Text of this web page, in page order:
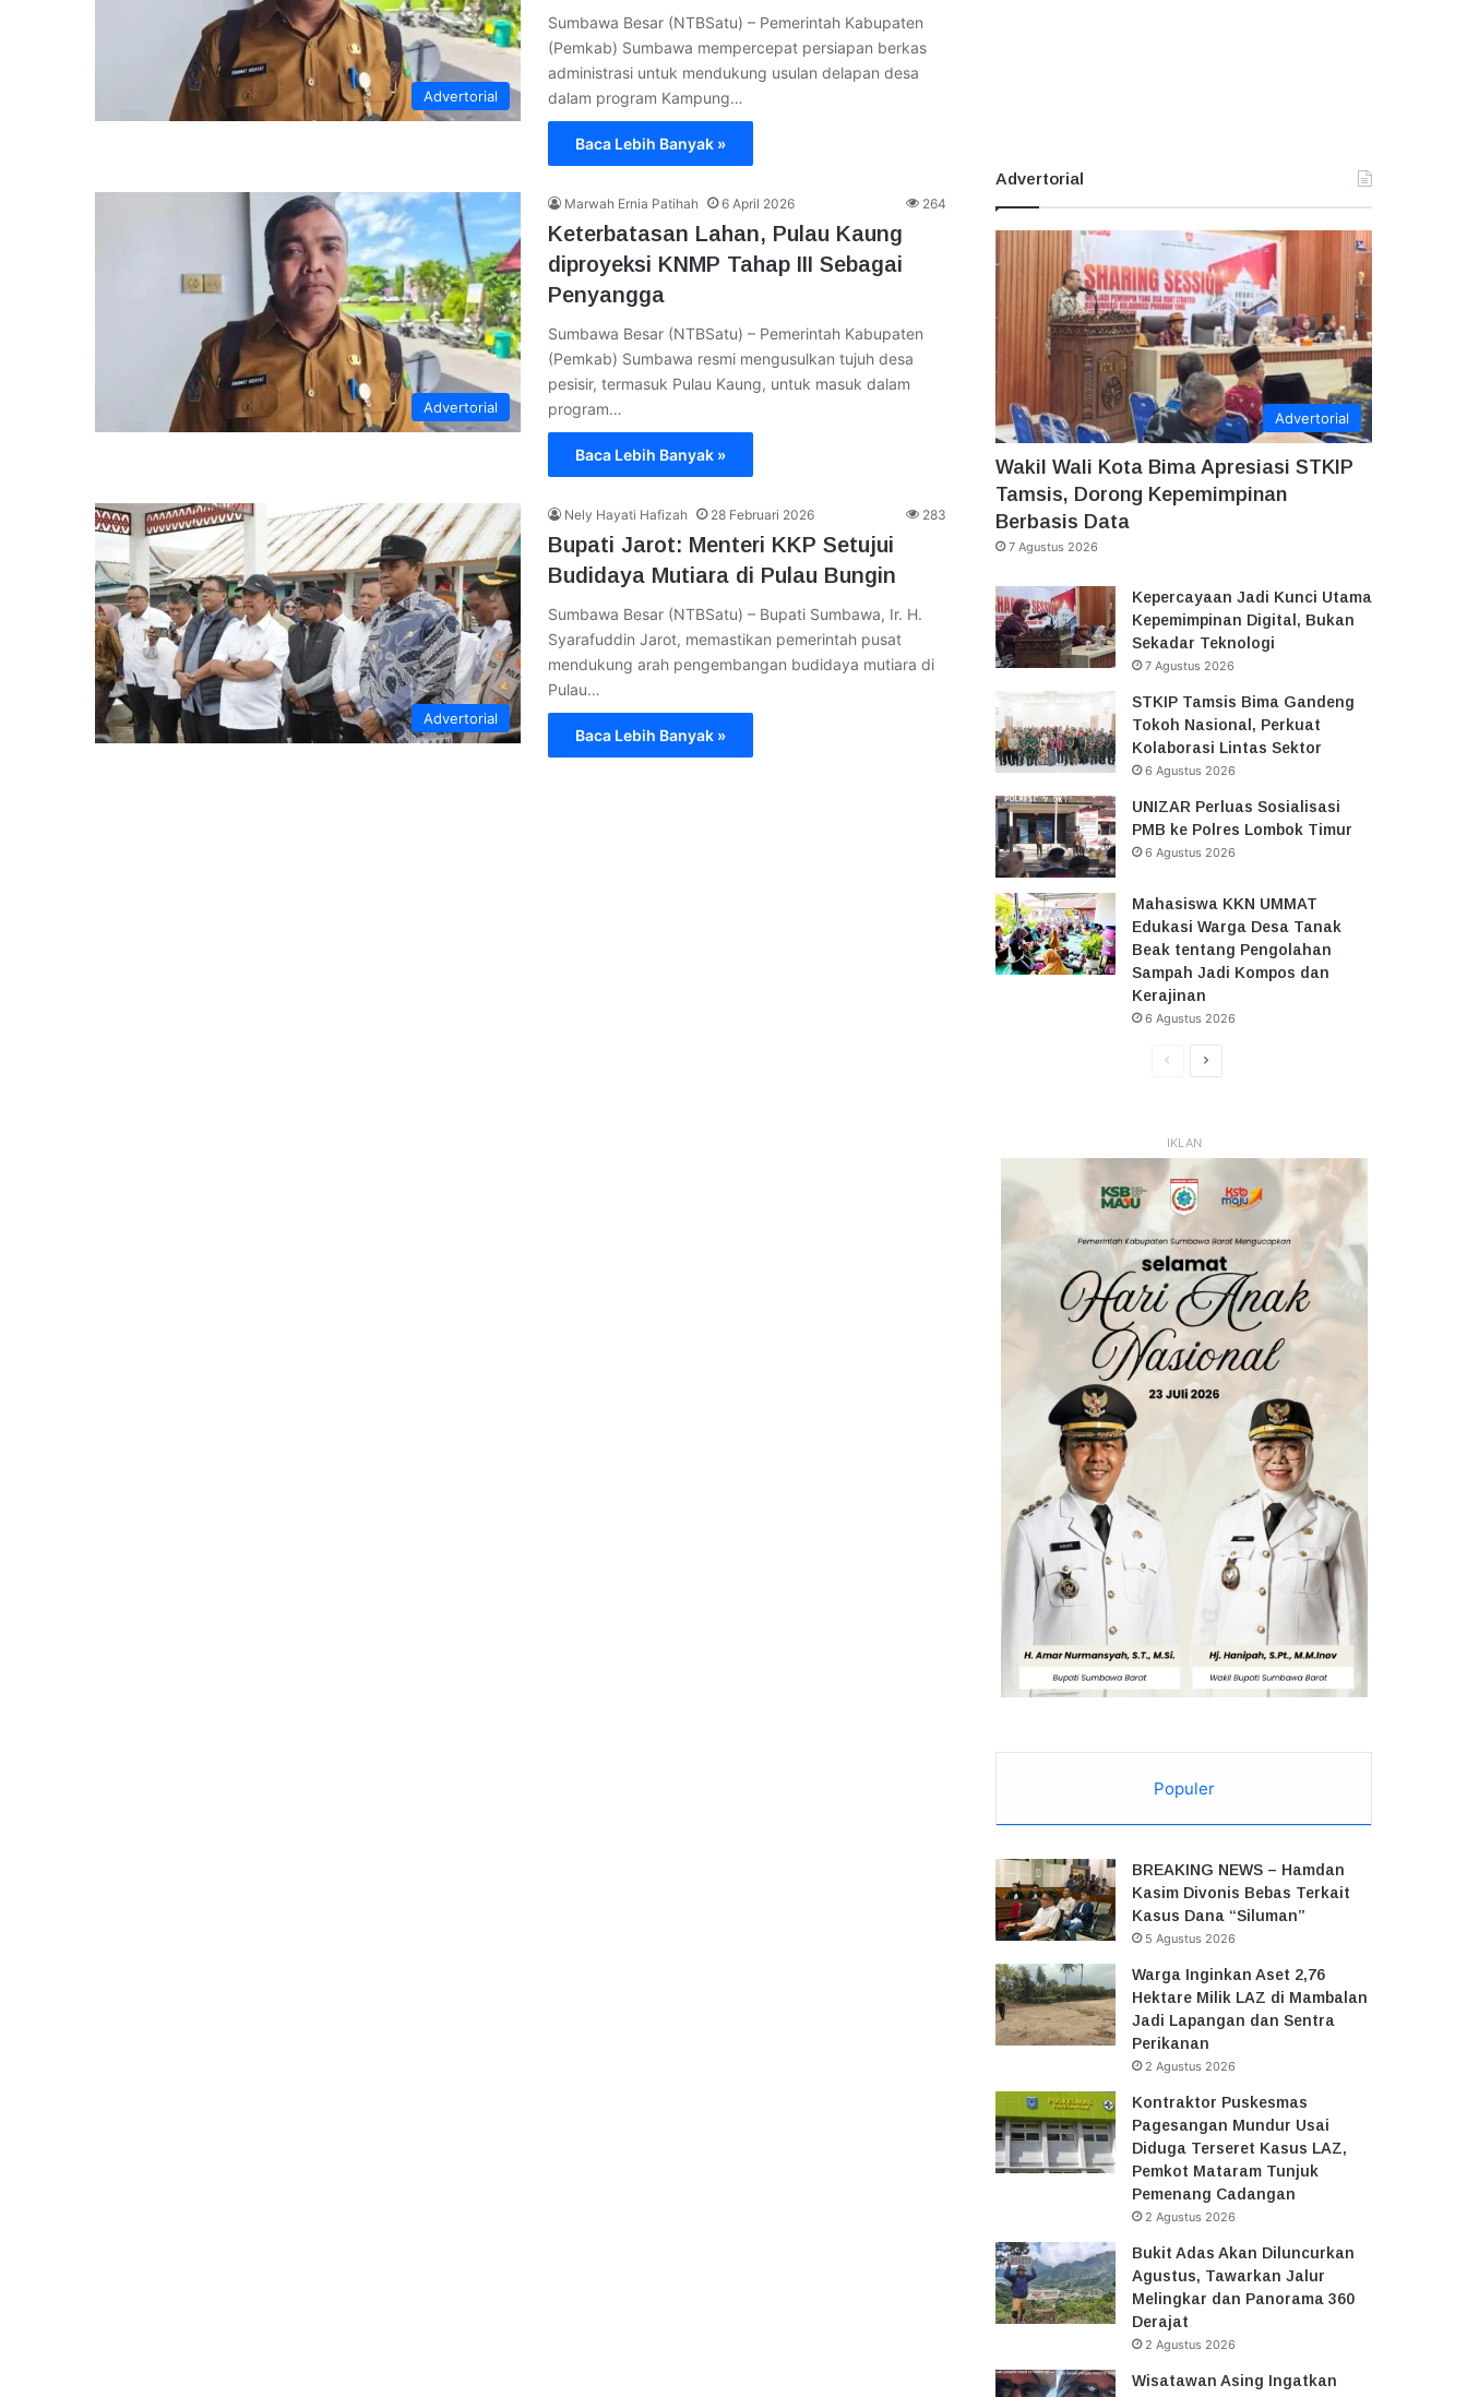
Advertorial
Sumbawa Besar (NTBSatu) – Pemerintah Kabupaten
(Pemkab) Sumbawa mempercepat persiapan berkas
administrasi untuk mendukung usulan delapan desa
dalam program Kampung…
Baca Lebih Banyak »
Advertorial
Marwah Ernia Patihah 6 April 2026 264
Keterbatasan Lahan, Pulau Kaung
diproyeksi KNMP Tahap III Sebagai
Penyangga
Sumbawa Besar (NTBSatu) – Pemerintah Kabupaten
(Pemkab) Sumbawa resmi mengusulkan tujuh desa
pesisir, termasuk Pulau Kaung, untuk masuk dalam
program…
Baca Lebih Banyak »
Advertorial
Nely Hayati Hafizah 28 Februari 2026 283
Bupati Jarot: Menteri KKP Setujui
Budidaya Mutiara di Pulau Bungin
Sumbawa Besar (NTBSatu) – Bupati Sumbawa, Ir. H.
Syarafuddin Jarot, memastikan pemerintah pusat
mendukung arah pengembangan budidaya mutiara di
Pulau…
Baca Lebih Banyak »
Advertorial
Advertorial
Wakil Wali Kota Bima Apresiasi STKIP
Tamsis, Dorong Kepemimpinan
Berbasis Data
7 Agustus 2026
Kepercayaan Jadi Kunci Utama
Kepemimpinan Digital, Bukan
Sekadar Teknologi
7 Agustus 2026
STKIP Tamsis Bima Gandeng
Tokoh Nasional, Perkuat
Kolaborasi Lintas Sektor
6 Agustus 2026
UNIZAR Perluas Sosialisasi
PMB ke Polres Lombok Timur
6 Agustus 2026
Mahasiswa KKN UMMAT
Edukasi Warga Desa Tanak
Beak tentang Pengolahan
Sampah Jadi Kompos dan
Kerajinan
6 Agustus 2026
HalamanHalaman
IKLAN
Populer
BREAKING NEWS – Hamdan
Kasim Divonis Bebas Terkait
Kasus Dana “Siluman”
5 Agustus 2026
Warga Inginkan Aset 2,76
Hektare Milik LAZ di Mambalan
Jadi Lapangan dan Sentra
Perikanan
2 Agustus 2026
Kontraktor Puskesmas
Pagesangan Mundur Usai
Diduga Terseret Kasus LAZ,
Pemkot Mataram Tunjuk
Pemenang Cadangan
2 Agustus 2026
Bukit Adas Akan Diluncurkan
Agustus, Tawarkan Jalur
Melingkar dan Panorama 360
Derajat
2 Agustus 2026
Wisatawan Asing Ingatkan